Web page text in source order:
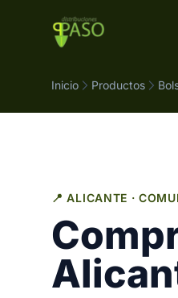
Inicio Productos
📍 ALICANTE ·